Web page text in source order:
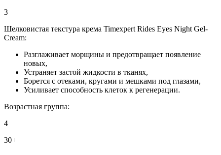
3
Шелковистая текстура крема Timexpert Rides Eyes Night Gel-
Cream:
Разглаживает морщины и предотвращает появление
новых,
Устраняет застой жидкости в тканях,
Борется с отеками, кругами и мешками под глазами,
Усиливает способность клеток к регенерации.
Возрастная группа:
4
30+